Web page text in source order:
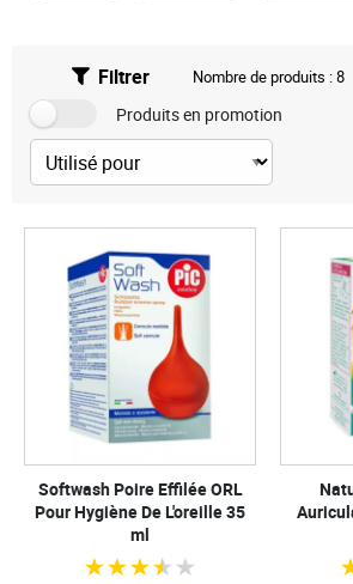
Filtrer Nombre de produits : 8
Produits en promotion
Softwash Poire Effilée ORL
Pour Hygiène De L'oreille 35
ml